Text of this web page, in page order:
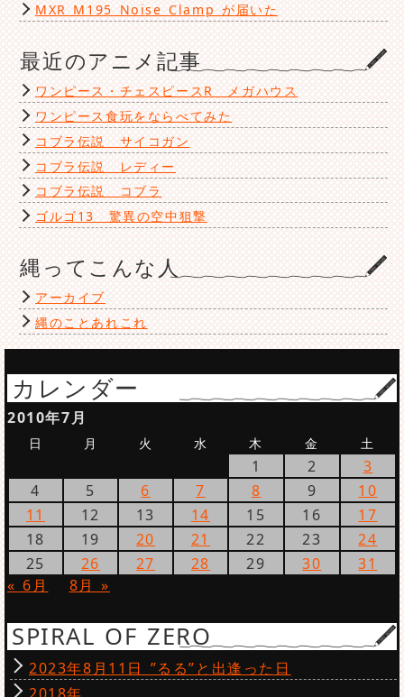
MXR M195 Noise Clamp が届いた
最近のアニメ記事
ワンピース・チェスピースR メガハウス
ワンピース食玩をならべてみた
コブラ伝説 サイコガン
コブラ伝説 レディー
コブラ伝説 コブラ
ゴルゴ13 驚異の空中狙撃
縄ってこんな人
アーカイブ
縄のことあれこれ
カレンダー
2010年7月
日 月 火 水 木 金 土
1 2
3
4
5 6 7 8 9
10
11
12 13 14 15 16
17
18
19 20 21 22 23
24
25
26 27 28 29 30
31
« 6月
8月 »
SPIRAL OF ZERO
2023年8月11日 ”るる”と出逢った日